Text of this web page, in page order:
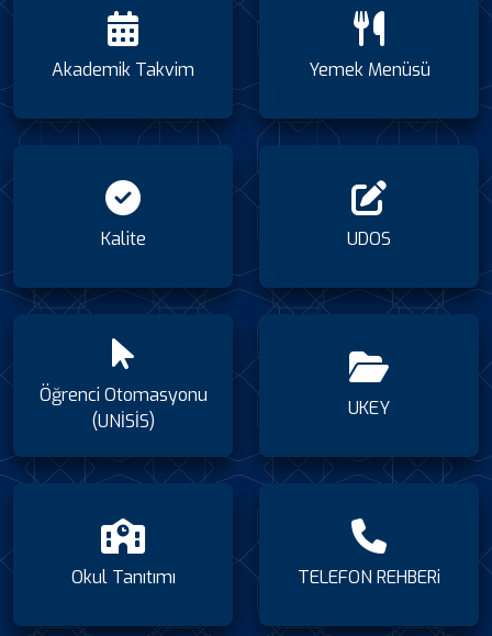
Akademik Takvim Yemek Menüsü
Kalite UDOS
Öğrenci Otomasyonu
(UNİSİS)
UKEY
Okul Tanıtımı TELEFON REHBERi